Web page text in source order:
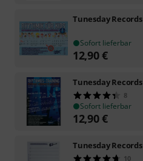
Tunesday Records
Sofort lieferbar
12,90€
Tunesday Records
8
Sofort lieferbar
12,90€
Tunesday Records
10